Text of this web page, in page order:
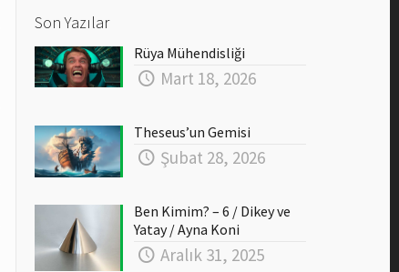
Son Yazılar
Rüya Mühendisliği
Mart 18, 2026
Theseus’un Gemisi
Şubat 28, 2026
Ben Kimim? – 6 / Dikey ve
Yatay / Ayna Koni
Aralık 31, 2025